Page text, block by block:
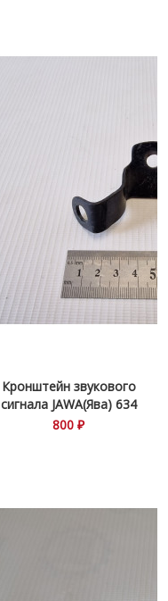
Кронштейн звукового
сигнала JAWA(Ява) 634
800 ₽